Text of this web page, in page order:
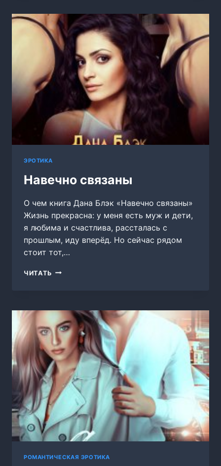
ЭРОТИКА
Навечно связаны
О чем книга Дана Блэк «Навечно связаны»
Жизнь прекрасна: у меня есть муж и дети,
я любима и счастлива, рассталась с
прошлым, иду вперёд. Но сейчас рядом
стоит тот,…
ЧИТАТЬ НАВЕЧНО
РОМАНТИЧЕСКАЯ ЭРОТИКА